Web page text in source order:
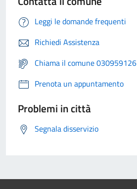
Leggi le domande frequenti
Richiedi Assistenza
Chiama il comune 030959126
Prenota un appuntamento
Problemi in città
Segnala disservizio